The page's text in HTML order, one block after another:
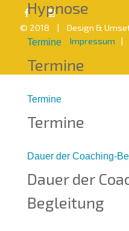
Hypnose
Termine
Termine
Termine
Termine
Dauer der Coaching-
Dauer der
Begleitung
© 2018 | Design &
Impressum |